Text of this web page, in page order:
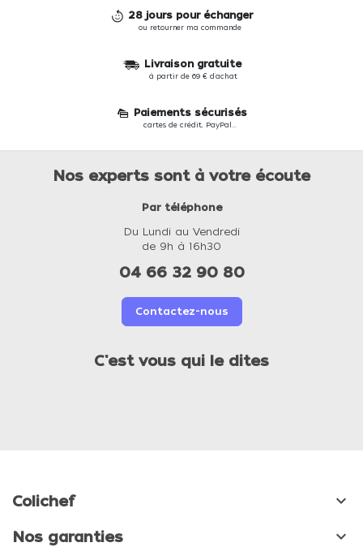
28 jours pour échanger
ou retourner ma commande
Livraison gratuite
à partir de 69 € d'achat
Paiements sécurisés
cartes de crédit, PayPal...
Nos experts sont à votre écoute
Par téléphone
Du Lundi au Vendredi
de 9h à 16h30
04 66 32 90 80
Contactez-nous
C'est vous qui le dites
Colichef 
Nos garanties 